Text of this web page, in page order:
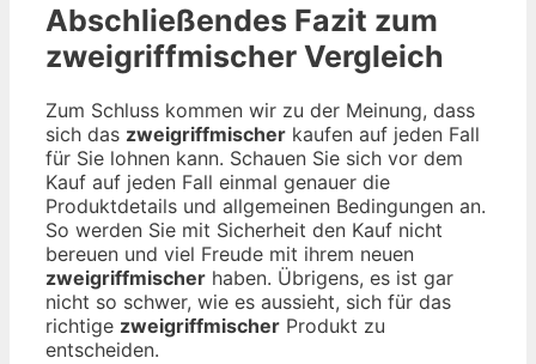
Abschließendes Fazit zum
zweigriffmischer Vergleich
Zum Schluss kommen wir zu der Meinung, dass
sich das zweigriffmischer kaufen auf jeden Fall
für Sie lohnen kann. Schauen Sie sich vor dem
Kauf auf jeden Fall einmal genauer die
Produktdetails und allgemeinen Bedingungen an.
So werden Sie mit Sicherheit den Kauf nicht
bereuen und viel Freude mit ihrem neuen
zweigriffmischer haben. Übrigens, es ist gar
nicht so schwer, wie es aussieht, sich für das
richtige zweigriffmischer Produkt zu
entscheiden.